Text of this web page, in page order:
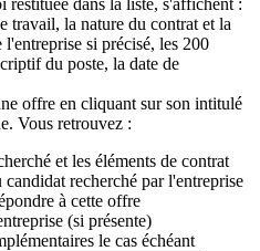
travail, la nature du contrat et la
si précisé, les 200
du poste, la date de
offre en cliquant sur son intitulé
Vous retrouvez :
et les éléments de contrat
recherché par l'entreprise
à cette offre
(si présente)
le cas échéant